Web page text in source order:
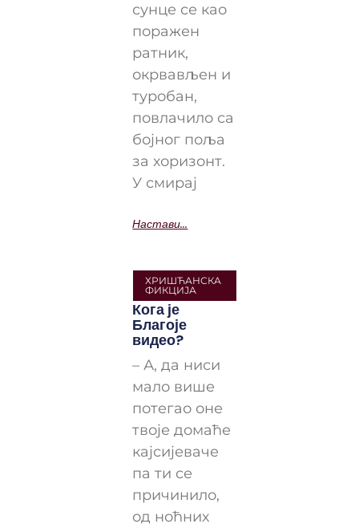
сунце се као
поражен
ратник,
окрвављен и
туробан,
повлачило са
бојног поља
за хоризонт.
У смирај
Настави...
ХРИШЋАНСКА
ФИКЦИЈА
Кога је
Благоје
видео?
– А, да ниси
мало више
потегао оне
твоје домаће
кајсијеваче
па ти се
причинило,
од ноћних